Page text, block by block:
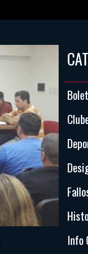
Info